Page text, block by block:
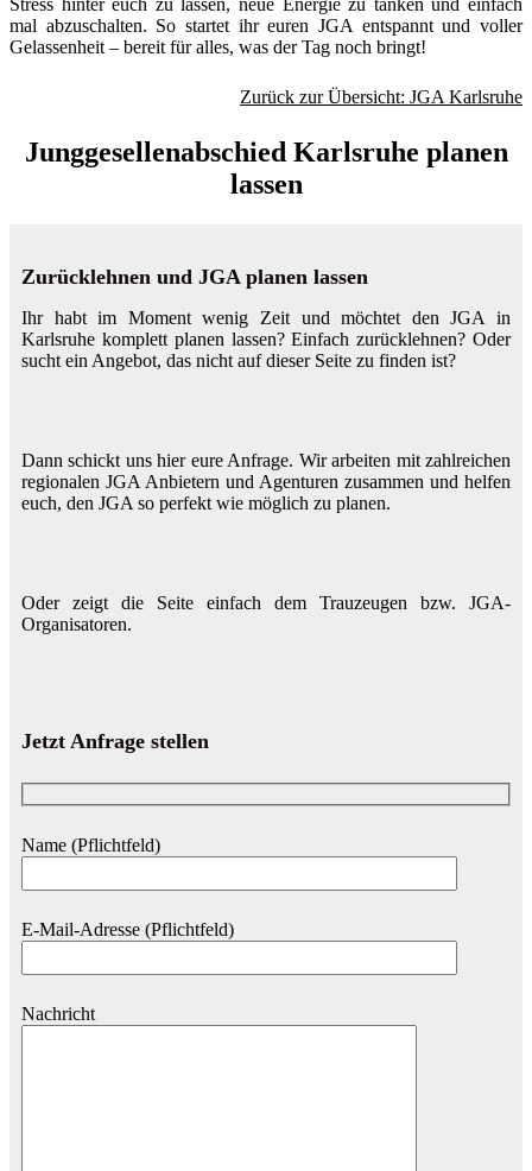
mal abzuschalten. So startet ihr euren JGA entspannt und voller
Gelassenheit – bereit für alles, was der Tag noch bringt!
Zurück zur Übersicht: JGA Karlsruhe
Junggesellenabschied Karlsruhe planen
lassen
Zurücklehnen und JGA planen lassen
Ihr habt im Moment wenig Zeit und möchtet den JGA in
Karlsruhe komplett planen lassen? Einfach zurücklehnen? Oder
sucht ein Angebot, das nicht auf dieser Seite zu finden ist?
Dann schickt uns hier eure Anfrage. Wir arbeiten mit zahlreichen
regionalen JGA Anbietern und Agenturen zusammen und helfen
euch, den JGA so perfekt wie möglich zu planen.
Oder zeigt die Seite einfach dem Trauzeugen bzw. JGA-
Organisatoren.
Jetzt Anfrage stellen
Name (Pflichtfeld)
E-Mail-Adresse (Pflichtfeld)
Nachricht